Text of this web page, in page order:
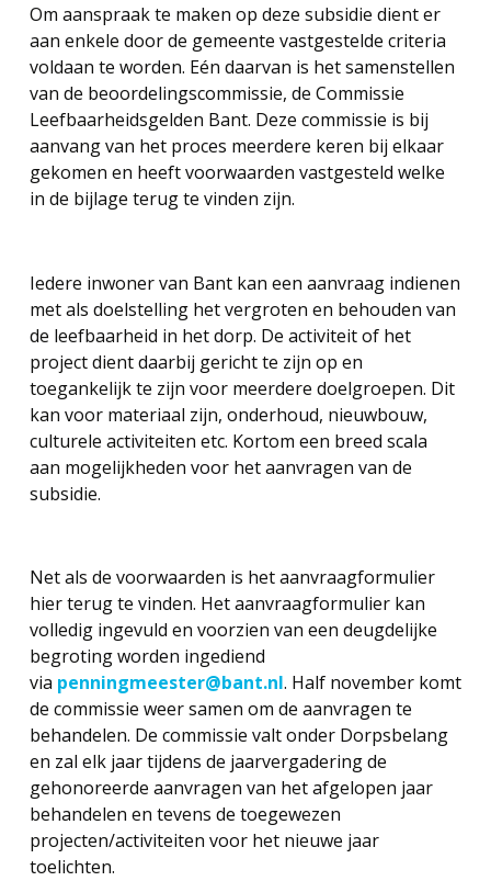
Om aanspraak te maken op deze subsidie dient er
aan enkele door de gemeente vastgestelde criteria
voldaan te worden. Eén daarvan is het samenstellen
van de beoordelingscommissie, de Commissie
Leefbaarheidsgelden Bant. Deze commissie is bij
aanvang van het proces meerdere keren bij elkaar
gekomen en heeft voorwaarden vastgesteld welke
in de bijlage terug te vinden zijn.
Iedere inwoner van Bant kan een aanvraag indienen
met als doelstelling het vergroten en behouden van
de leefbaarheid in het dorp. De activiteit of het
project dient daarbij gericht te zijn op en
toegankelijk te zijn voor meerdere doelgroepen. Dit
kan voor materiaal zijn, onderhoud, nieuwbouw,
culturele activiteiten etc. Kortom een breed scala
aan mogelijkheden voor het aanvragen van de
subsidie.
Net als de voorwaarden is het aanvraagformulier
hier terug te vinden. Het aanvraagformulier kan
volledig ingevuld en voorzien van een deugdelijke
begroting worden ingediend
via penningmeester@bant.nl. Half november komt
de commissie weer samen om de aanvragen te
behandelen. De commissie valt onder Dorpsbelang
en zal elk jaar tijdens de jaarvergadering de
gehonoreerde aanvragen van het afgelopen jaar
behandelen en tevens de toegewezen
projecten/activiteiten voor het nieuwe jaar
toelichten.